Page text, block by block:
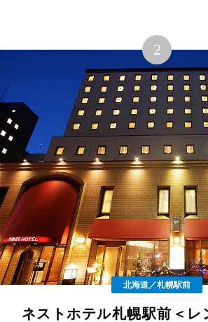
北海道／札幌駅前
ネストホテル札幌駅前＜レ